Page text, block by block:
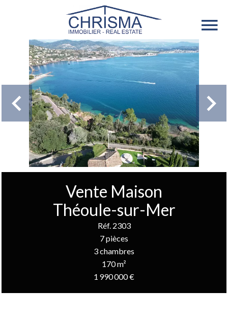
Vente Maison
Théoule-sur-Mer
Réf. 2303
7 pièces
3 chambres
170 m²
1 990 000 €